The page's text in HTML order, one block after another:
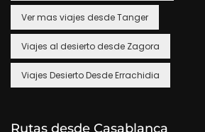
Ver mas viajes desde Tanger
Viajes al desierto desde Zagora
Viajes Desierto Desde Errachidia
Rutas desde Casablanca